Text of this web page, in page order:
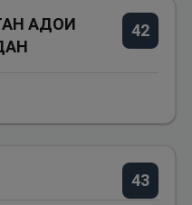
42
АДОИ
43